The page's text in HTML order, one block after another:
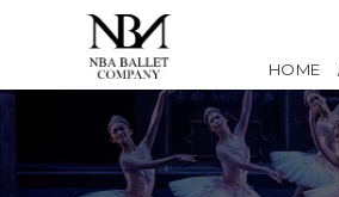
HOME